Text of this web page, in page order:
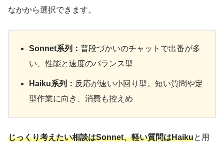
なかから選択できます。
Sonnet系列： 普段づかいのチャットで出番が多
い、性能と速度のバランス型
Haiku系列： 反応が速い小回り型。短い質問や定
型作業に向き、消費も控えめ
じっくり考えたい相談はSonnet、軽い質問はHaikuと用